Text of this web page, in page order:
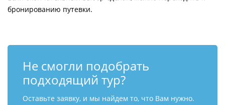
бронированию путевки.
Не смогли подобрать
подходящий тур?
Оставьте заявку, и мы найдем то, что Вам нужно.